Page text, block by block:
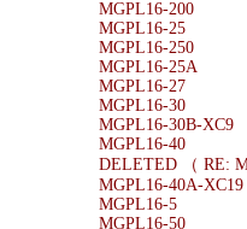
MGPL16-200
MGPL16-25
MGPL16-250
MGPL16-25A
MGPL16-27
MGPL16-30
MGPL16-30B-XC9
MGPL16-40
DELETED （ RE:
MGPL16-40A-XC19
MGPL16-5
MGPL16-50